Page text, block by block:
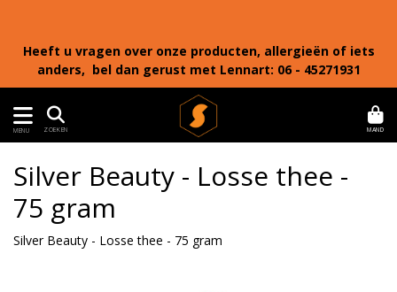
Heeft u vragen over onze producten, allergieën of iets
anders, bel dan gerust met Lennart: 06 - 45271931
MENU ZOEKEN MAND
Silver Beauty - Losse thee -
75 gram
Silver Beauty - Losse thee - 75 gram